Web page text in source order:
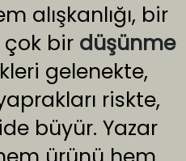
alışkanlığı, bir
çok bir düşünme
gelenekte,
riskte,
büyür. Yazar